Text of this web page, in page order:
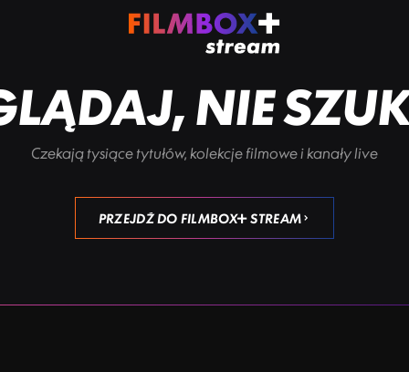
NIE
Czekają tysiące tytułów, kolekcje filmowe i kanały live
PRZEJDŹ DO FILMBOX+ STREAM